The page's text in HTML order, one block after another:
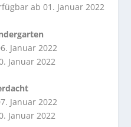
ab 01. Januar 2022
Januar 2022
Januar 2022
Januar 2022
Januar 2022